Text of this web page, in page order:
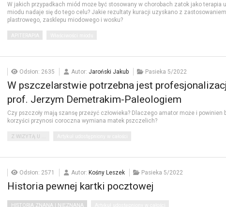
W jakich przypadkach miód może być stosowany w chorobach zatok jako terapia
miodu nadaje się do tego celu? Jakie rezultaty kuracji uzyskano z
plastrowego, zasklepu miodowego i wosku?
APITERAPIA
Odsłon: 2635 Autor: Jaroński Jakub Pasieka 5/2022
W pszczelarstwie potrzebna jest
prof. Jerzym Demetrakim-Paleologiem
Czy pszczoły mają szansę przeżyć człowieka? Dlaczego amator może i powinien
korzyści przynosi coroczna wymiana matek pszczelich?
Z WIZYTĄ U ...
Odsłon: 2571 Autor: Kośny Leszek Pasieka 5/2022
Historia pewnej kartki pocztowej
HISTORIA ZNANA I NIEZNANA